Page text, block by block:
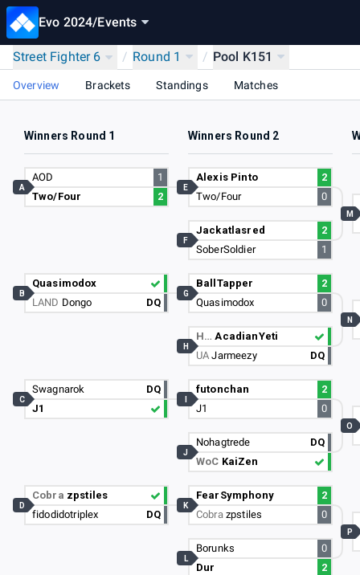
Evo 2024/Events
Street Fighter 6 / Round 1 / Pool K151
Overview Brackets Standings Matches
Winners Round 1 Winners Round 2
AOD
1
Two/Four
2
A
Quasimodox
LAND Dongo DQ
B
Swagnarok
DQ
J1
C
Cobra zpstiles
fidodidotriplex
DQ
D
Alexis Pinto
2
Two/Four
0
E
Jackatlasred
2
SoberSoldier
1
F
BallTapper
2
Quasimodox
0
G
H…AcadianYeti
UAJarmeezy DQ
H
futonchan
2
J1
0
Nohagtrede
DQ
WoC KaiZen
J
FearSymphony
2
Cobra zpstiles 0
K
Borunks
0
Dur
2
L
M
N
O
P